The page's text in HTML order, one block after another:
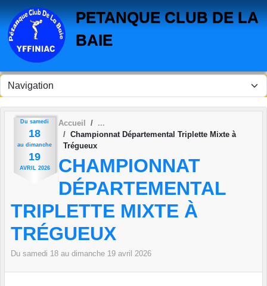
PETANQUE CLUB DE LA
BAIE
Du samedi
18
au dimanche
19
AVRIL 2026
Accueil
Championnat Départemental Triplette Mixte à
Trégueux
CHAMPIONNAT
DÉPARTEMENTAL
TRIPLETTE MIXTE À
TRÉGUEUX
Du samedi 18 au dimanche 19 avril 2026
Panneau de gestion des cookies